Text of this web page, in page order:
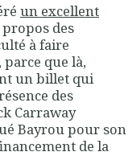
un excellent
des
à faire
que là,
un billet qui
des
Carraway
Bayrou pour son
de la